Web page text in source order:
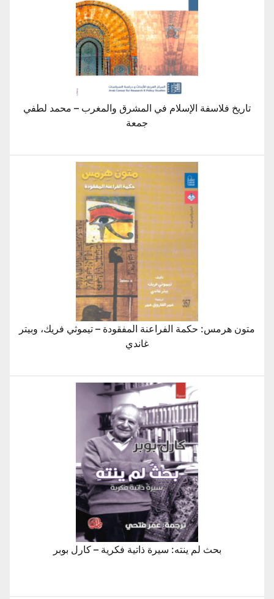
تاريخ فلاسفة الإسلام في المشرق والمغرب – محمد لطفي
جمعة
متون هرمس: حكمة الفراعنة المفقودة – تيموثي فريك، وبيتر
غاندي
بحث لم ينته: سيرة ذاتية فكرية – كارل بوبر